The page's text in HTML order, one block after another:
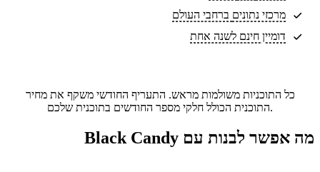
מרכזי נתונים ברחבי העולם
דומיין חינם לשנה אחת
כל התוכניות משולמות מראש. התעריף החודשי משקף את מחיר
התוכנית הכולל חלקי מספר החודשים בתוכנית שלכם.
מה אפשר לבנות עם Black Candy